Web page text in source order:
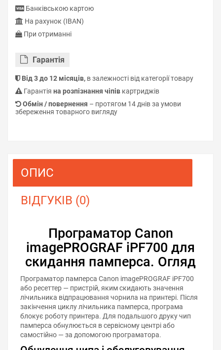
Банківською картою
На рахунок (IBAN)
При отриманні
Гарантiя
Від 3 до 12 місяців, в залежності від категорії товару
Гарантія на розпізнання чіпів картриджів
Обмін / повернення – протягом 14 днів за умови
збереження товарного вигляду
ОПИС
ВІДГУКІВ (0)
Програматор Canon
imagePROGRAF iPF700 для
скидання памперса. Огляд
Програматор памперса Canon imagePROGRAF iPF700
або ресеттер — пристрій, яким скидають значення
лічильника відпрацювання чорнила на принтері. Після
закінчення циклу лічильника памперса, програма
блокує роботу принтера. Для подальшого друку чип
памперса обнулюється в сервісному центрі або
самостійно — за допомогою програматора.